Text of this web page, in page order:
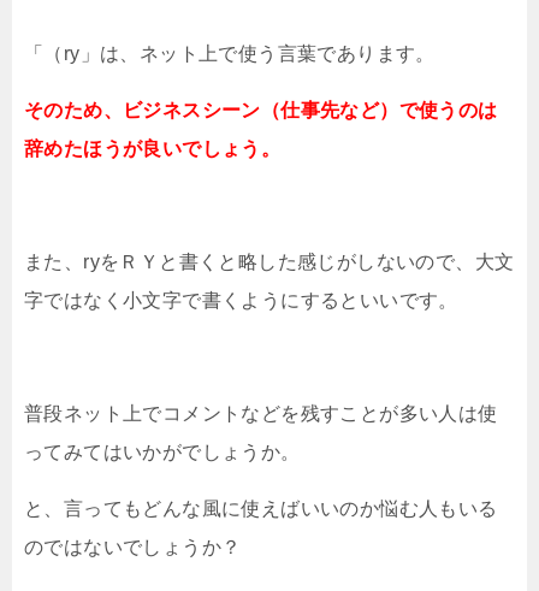
「（ry」は、ネット上で使う言葉であります。
そのため、ビジネスシーン（仕事先など）で使うのは
辞めたほうが良いでしょう。
また、ryをＲＹと書くと略した感じがしないので、大文
字ではなく小文字で書くようにするといいです。
普段ネット上でコメントなどを残すことが多い人は使
ってみてはいかがでしょうか。
と、言ってもどんな風に使えばいいのか悩む人もいる
のではないでしょうか？